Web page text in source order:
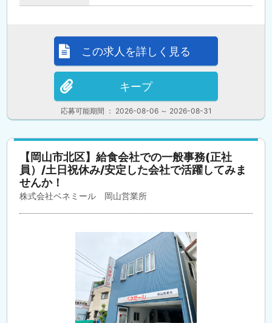
応募可能期間 ： 2026-08-06 ～ 2026-08-31
この求人を詳しく見る
キープ
【岡山市北区】給食会社での一般事務(正社
員）/土日祝休み/安定した会社で活躍してみま
せんか！
株式会社ベネミール 岡山営業所